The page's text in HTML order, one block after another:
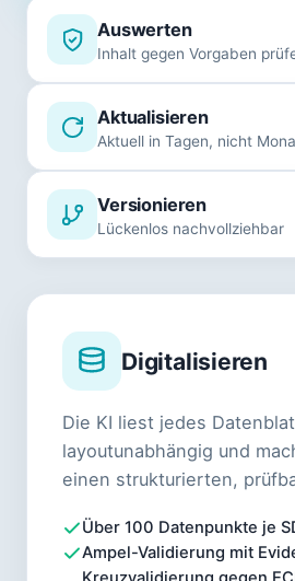
Auswerten
Inhalt gegen Vorgaben
Aktualisieren
Aktuell in Tagen, nicht
Versionieren
Lückenlos nachvollziehbar
Digitalisieren
Die KI liest jedes
layoutunabhängig und
einen strukturierten,
Über 100 Datenpunkte je
Ampel-Validierung mit